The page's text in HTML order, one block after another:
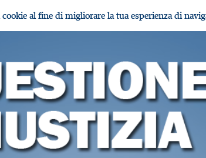
al fine di migliorare la tua esperienza di